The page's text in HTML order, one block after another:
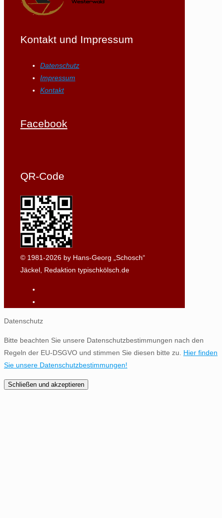
Kontakt und Impressum
Datenschutz
Impressum
Kontakt
Facebook
QR-Code
© 1981-2026 by Hans-Georg „Schosch“
Jäckel, Redaktion typischkölsch.de
Datenschutz
Bitte beachten Sie unsere Datenschutzbestimmungen nach den
Regeln der EU-DSGVO und stimmen Sie diesen bitte zu. Hier finden
Sie unsere Datenschutzbestimmungen!
Schließen und akzeptieren